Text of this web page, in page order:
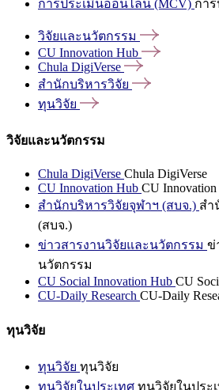
การประเมินออนไลน์ (MCV) กา
วิจัยและนวัตกรรม
CU Innovation Hub
Chula DigiVerse
สำนักบริหารวิจัย
ทุนวิจัย
วิจัยและนวัตกรรม
Chula DigiVerse Chula DigiVerse
CU Innovation Hub CU
สำนักบริหารวิจัยจุฬาฯ (สบจ.) สำ
(สบจ.)
ข่าวสารงานวิจัยและนวัตกรรม ข่
นวัตกรรม
CU Social Innovation Hub CU
CU-Daily Research CU-Daily
ทุนวิจัย
ทุนวิจัย ทุนวิจัย
ทุนวิจัยในประเทศ ทุนวิจัยในประ